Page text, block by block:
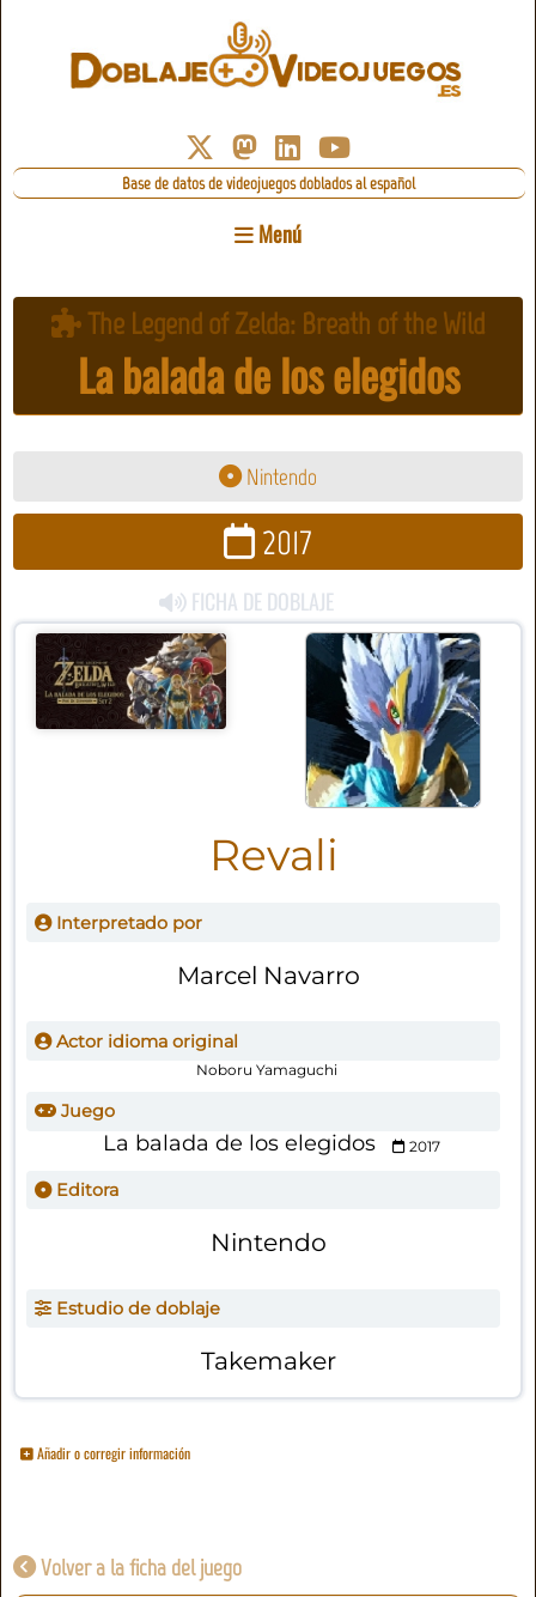
Base de datos de videojuegos doblados al español
Menú
The Legend of Zelda: Breath of the Wild
La balada de los elegidos
Nintendo
2017
FICHA DE DOBLAJE
Revali
Interpretado por
Marcel Navarro
Actor idioma original
Noboru Yamaguchi
Juego
La balada de los elegidos 2017
Editora
Nintendo
Estudio de doblaje
Takemaker
Añadir o corregir información
Volver a la ficha del juego